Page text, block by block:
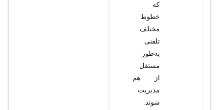
که
خطوط
مختلف
تلفنی
به‌طور
مستقل
از هم
مدیریت
شوند.